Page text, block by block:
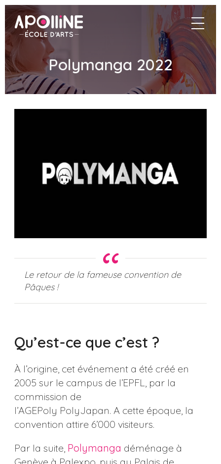
Apolline
–
École
Polymanga 2022
Le retour de la fameuse convention de
Pâques !
Qu’est-ce que c’est ?
À l’origine, cet événement a été créé en
2005 sur le campus de l’EPFL, par la
commission de
l’AGEPoly PolyJapan. A cette époque, la
convention attire 6’000 visiteurs.
Par la suite, Polymanga déménage à